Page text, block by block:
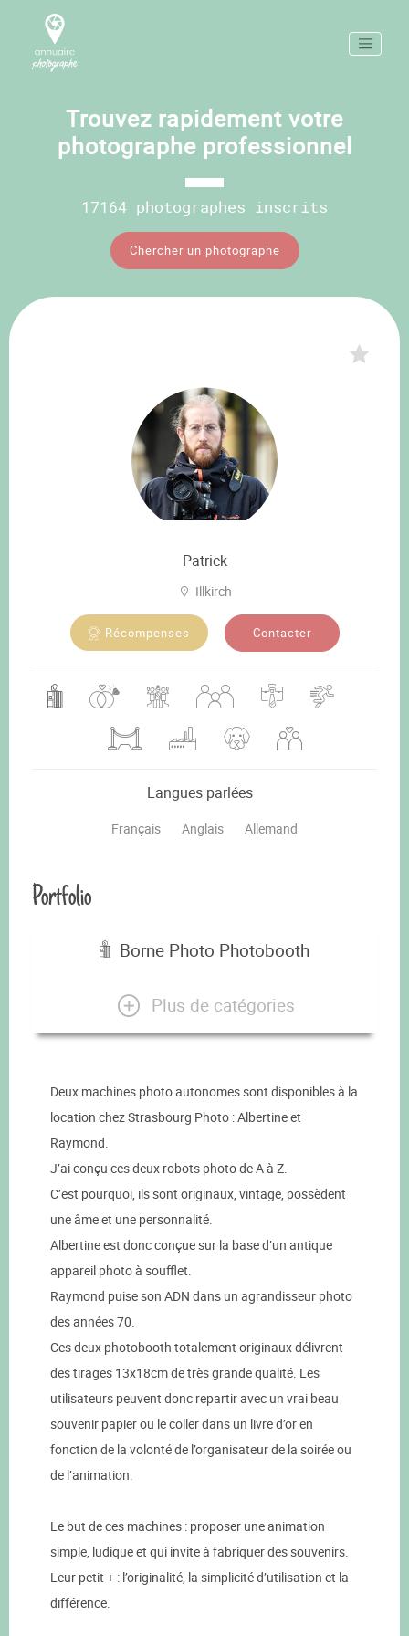
Trouvez rapidement votre
photographe professionnel
17164 photographes inscrits
Chercher un photographe
Patrick
Illkirch
Récompenses Contacter
Langues parlées
Français Anglais Allemand
Portfolio
Borne Photo Photobooth
Plus de catégories
Deux machines photo autonomes sont disponibles à la
location chez Strasbourg Photo : Albertine et
Raymond.
J’ai conçu ces deux robots photo de A à Z.
C’est pourquoi, ils sont originaux, vintage, possèdent
une âme et une personnalité.
Albertine est donc conçue sur la base d’un antique
appareil photo à soufflet.
Raymond puise son ADN dans un agrandisseur photo
des années 70.
Ces deux photobooth totalement originaux délivrent
des tirages 13x18cm de très grande qualité. Les
utilisateurs peuvent donc repartir avec un vrai beau
souvenir papier ou le coller dans un livre d’or en
fonction de la volonté de l’organisateur de la soirée ou
de l’animation.
Le but de ces machines : proposer une animation
simple, ludique et qui invite à fabriquer des souvenirs.
Leur petit + : l’originalité, la simplicité d’utilisation et la
différence.